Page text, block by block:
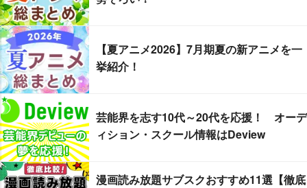
【夏アニメ2026】7月期夏の新アニメを一
挙紹介！
芸能界を志す10代～20代を応援！ オーデ
ィション・スクール情報はDeview
漫画読み放題サブスクおすすめ11選【徹底